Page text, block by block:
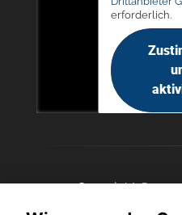
erforderlich.
Copyright ©